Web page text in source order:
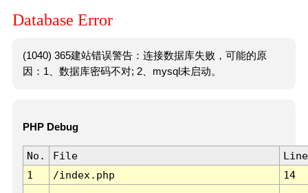
Database Error
(1040) 365建站错误警告：连接数据库失败，可能的原
因：1、数据库密码不对; 2、mysql未启动。
PHP Debug
No. File
Line
1
/index.php 14